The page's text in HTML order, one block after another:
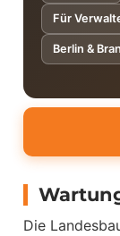
Für
Berlin &
Die